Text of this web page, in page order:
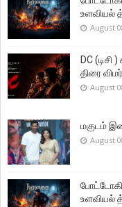
உளவியல்
August
DC
திரை
August
மகுடம்
August
உளவியல்